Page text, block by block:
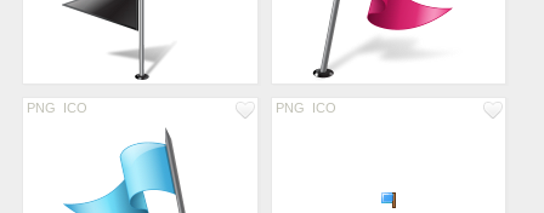
PNG ICO PNG ICO